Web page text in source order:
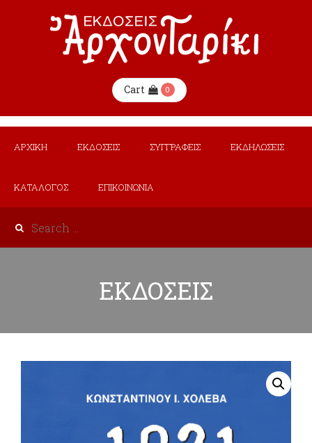
Cart 0
ΑΡΧΙΚΗ ΕΚΔΟΣΕΙΣ ΣΥΓΓΡΑΦΕΙΣ ΕΚΔΗΛΩΣΕΙΣ
ΚΑΤΑΛΟΓΟΣ ΕΠΙΚΟΙΝΩΝΙΑ
ΕΚΔΟΣΕΙΣ